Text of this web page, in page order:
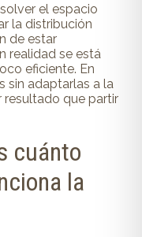
el espacio
la distribución
de estar
realidad se está
eficiente. En
sin adaptarlas a la
resultado que partir
cuánto
la